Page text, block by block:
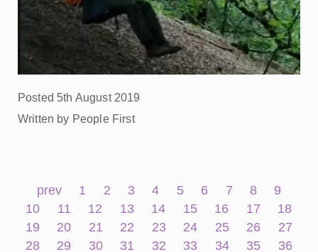
Posted 5th August 2019
Written by People First
prev 1 2 3 4 5 6 7 8
9
10
11 12 13 14 15 16 17
18
19
20 21 22 23 24 25 26
27
28
29 30 31 32 33 34 35
36